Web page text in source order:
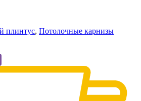
плинтус, Потолочные карнизы